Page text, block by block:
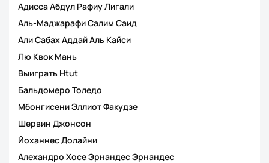
Адисса Абдул Рафиу Лигали
Аль-Маджарафи Салим Саид
Али Сабах Аддай Аль Кайси
Лю Квок Мань
Выиграть Htut
Бальдомеро Толедо
Мбонгисени Эллиот Факудзе
Шервин Джонсон
Йоханнес Долайни
Алехандро Хосе Эрнандес Эрнандес